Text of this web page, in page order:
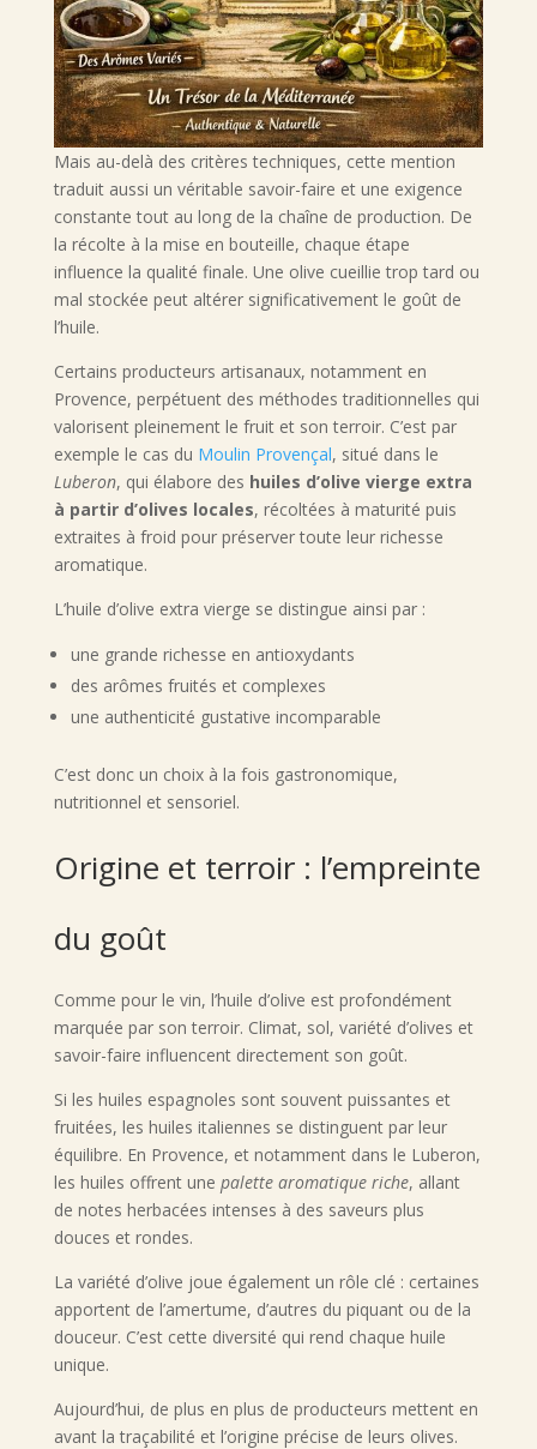
Mais au-delà des critères techniques, cette mention
traduit aussi un véritable savoir-faire et une exigence
constante tout au long de la chaîne de production. De
la récolte à la mise en bouteille, chaque étape
influence la qualité finale. Une olive cueillie trop tard ou
mal stockée peut altérer significativement le goût de
l’huile.
Certains producteurs artisanaux, notamment en
Provence, perpétuent des méthodes traditionnelles qui
valorisent pleinement le fruit et son terroir. C’est par
exemple le cas du Moulin Provençal, situé dans le
Luberon, qui élabore des huiles d’olive vierge extra
à partir d’olives locales, récoltées à maturité puis
extraites à froid pour préserver toute leur richesse
aromatique.
L’huile d’olive extra vierge se distingue ainsi par :
une grande richesse en antioxydants
des arômes fruités et complexes
une authenticité gustative incomparable
C’est donc un choix à la fois gastronomique,
nutritionnel et sensoriel.
Origine et terroir : l’empreinte
du goût
Comme pour le vin, l’huile d’olive est profondément
marquée par son terroir. Climat, sol, variété d’olives et
savoir-faire influencent directement son goût.
Si les huiles espagnoles sont souvent puissantes et
fruitées, les huiles italiennes se distinguent par leur
équilibre. En Provence, et notamment dans le Luberon,
les huiles offrent une palette aromatique riche, allant
de notes herbacées intenses à des saveurs plus
douces et rondes.
La variété d’olive joue également un rôle clé : certaines
apportent de l’amertume, d’autres du piquant ou de la
douceur. C’est cette diversité qui rend chaque huile
unique.
Aujourd’hui, de plus en plus de producteurs mettent en
avant la traçabilité et l’origine précise de leurs olives.